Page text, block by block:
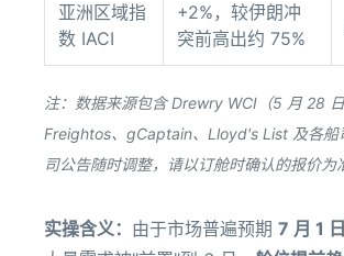
亚洲区域指
数 IACI
+2%，较伊朗冲
突前高出约 75%
注：数据来源包含 Drewry WCI（5 月 28 日
Freightos、gCaptain、Lloyd's List 及各船
司公告随时调整，请以订舱时确认的报价为
实操含义： 由于市场普遍预期 7 月 1